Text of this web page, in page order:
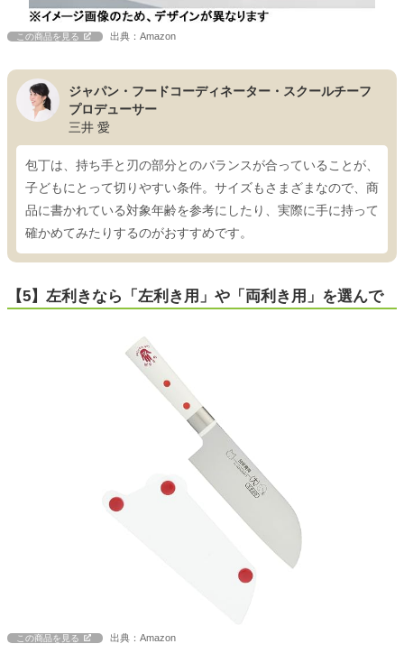
この商品を見る 出典：Amazon
ジャパン・フードコーディネーター・スクールチーフ
プロデューサー
三井 愛
包丁は、持ち手と刃の部分とのバランスが合っていることが、
子どもにとって切りやすい条件。サイズもさまざまなので、商
品に書かれている対象年齢を参考にしたり、実際に手に持って
確かめてみたりするのがおすすめです。
【5】左利きなら「左利き用」や「両利き用」を選んで
この商品を見る 出典：Amazon